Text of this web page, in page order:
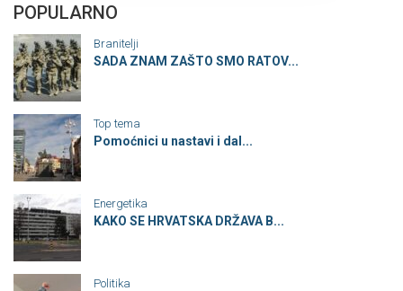
POPULARNO
Branitelji
SADA ZNAM ZAŠTO SMO RATOV...
Top tema
Pomoćnici u nastavi i dal...
Energetika
KAKO SE HRVATSKA DRŽAVA B...
Politika